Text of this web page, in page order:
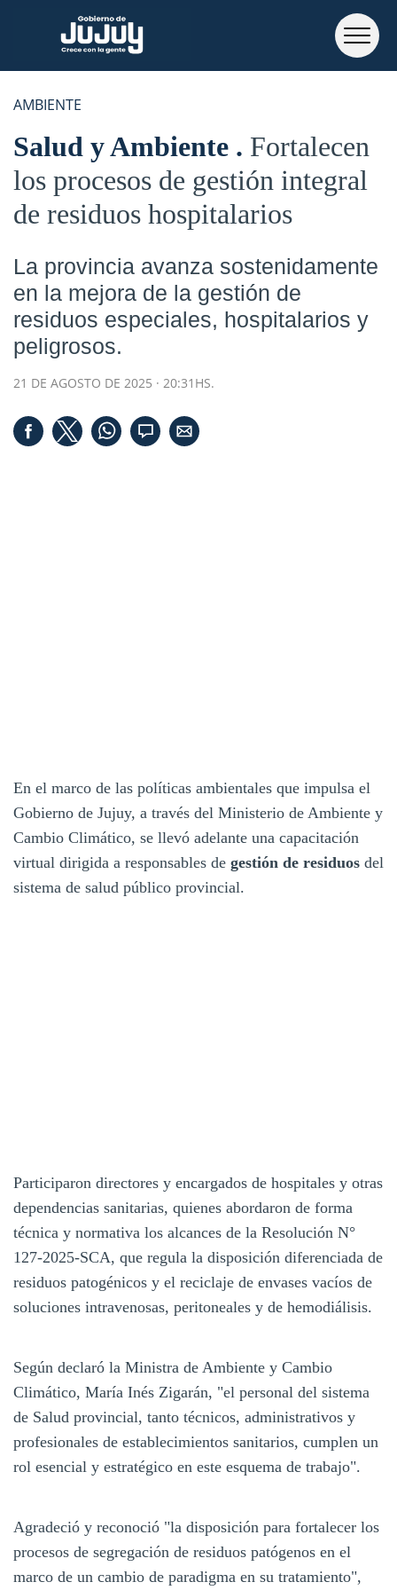
AMBIENTE
Salud y Ambiente
Fortalecen
los procesos de gestión integral
de residuos hospitalarios
La provincia avanza sostenidamente
en la mejora de la gestión de
residuos especiales, hospitalarios y
peligrosos.
21 DE AGOSTO DE 2025 · 20:31HS.
En el marco de las políticas ambientales que impulsa el
Gobierno de Jujuy, a través del Ministerio de Ambiente y
Cambio Climático, se llevó adelante una capacitación
virtual dirigida a responsables de gestión de residuos del
sistema de salud público provincial.
Participaron directores y encargados de hospitales y otras
dependencias sanitarias, quienes abordaron de forma
técnica y normativa los alcances de la Resolución N°
127-2025-SCA, que regula la disposición diferenciada de
residuos patogénicos y el reciclaje de envases vacíos de
soluciones intravenosas, peritoneales y de hemodiálisis.
Según declaró la Ministra de Ambiente y Cambio
Climático, María Inés Zigarán, "el personal del sistema
de Salud provincial, tanto técnicos, administrativos y
profesionales de establecimientos sanitarios, cumplen un
rol esencial y estratégico en este esquema de trabajo".
Agradeció y reconoció "la disposición para fortalecer los
procesos de segregación de residuos patógenos en el
marco de un cambio de paradigma en su tratamiento",